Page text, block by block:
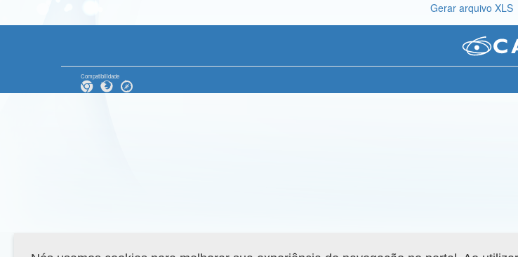
Gerar arquivo XLS
Compatibilidade